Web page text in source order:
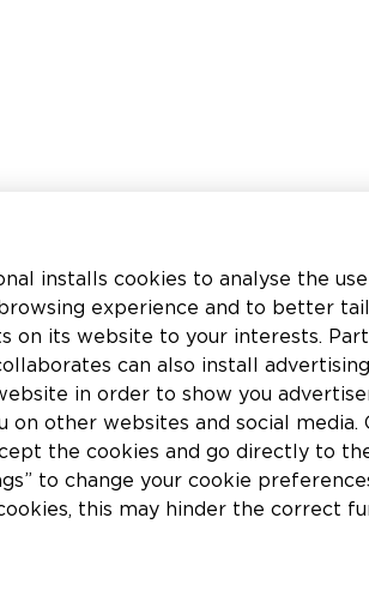
installs cookies to analyse the
experience and to better
on its website to your interests.
can also install
in order to show you
on other websites and social media.
the cookies and go directly to
to change your cookie
this may hinder the correct